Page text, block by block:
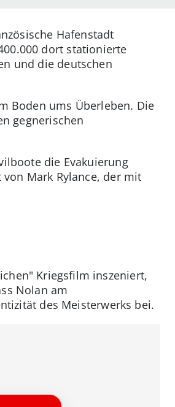
Hafenstadt
dort stationierte
und die deutschen
Boden ums Überleben. Die
gegnerischen
die Evakuierung
Mark Rylance, der mit
Kriegsfilm inszeniert,
Nolan am
des Meisterwerks bei.